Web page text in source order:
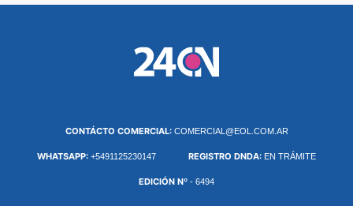
CONTÁCTO COMERCIAL: COMERCIAL@EOL.COM.AR
WHATSAPP: +5491125230147 REGISTRO DNDA: EN TRÁMITE
EDICIÓN Nº - 6494